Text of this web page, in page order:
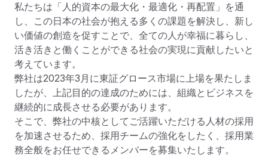
私たちは「人的資本の最大化・最適化・再配置」を通
し、この日本の社会が抱える多くの課題を解決し、新し
い価値の創造を促すことで、全ての人が幸福に暮らし、
活き活きと働くことができる社会の実現に貢献したいと
考えています。
弊社は2023年3月に東証グロース市場に上場を果たしま
したが、上記目的の達成のためには、組織とビジネスを
継続的に成長させる必要があります。
そこで、弊社の中核としてご活躍いただける人材の採用
を加速させるため、採用チームの強化をしたく、採用業
務全般をお任せできるメンバーを募集いたします。